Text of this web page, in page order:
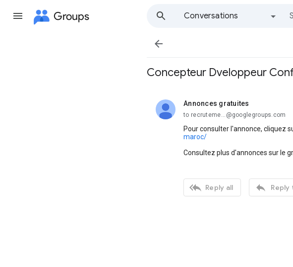
Groups
Conversations

Concepteur Dveloppeur
Annonces gratuites
unread,
to recruteme...@googlegroups.com
Pour consulter l'annonce, cliquez
maroc/
Consultez plus d'annonces sur le
 Reply all  Reply